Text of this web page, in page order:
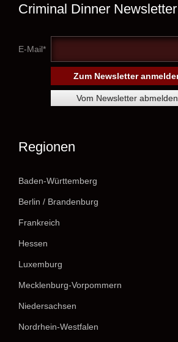
Criminal Dinner Newsletter
E-Mail*
Regionen
Baden-Württemberg
Berlin / Brandenburg
Frankreich
Hessen
Luxemburg
Mecklenburg-Vorpommern
Niedersachsen
Nordrhein-Westfalen